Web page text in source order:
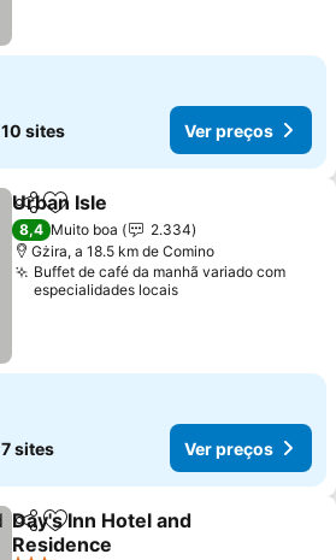
10 sites Ver preços
PartilharAdicionar aos favoritos
Urban Isle
8,4 Muito boa
2.334
Gżira, a 18.5 km de Comino
Buffet de café da manhã variado com
especialidades locais
7 sites Ver preços
PartilharAdicionar aos favoritos
Day's Inn Hotel and
Residence